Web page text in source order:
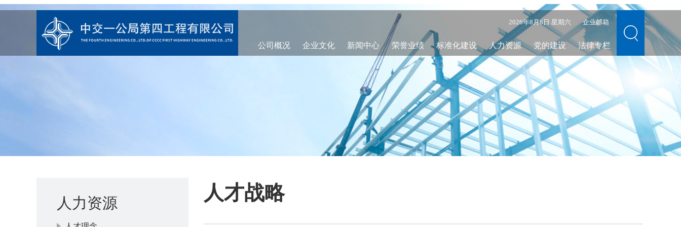
2026年8月8日 星期六 企业邮箱
公司概况 企业文化 新闻中心 荣誉业绩 标准化建设 人力资源 党的建设 法律专栏
人力资源 人才战略